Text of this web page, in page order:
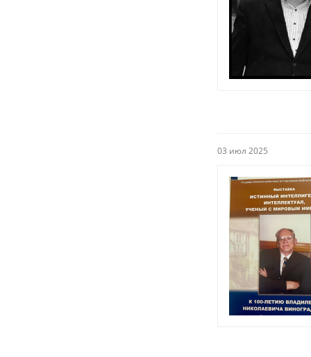
03 июл 2025